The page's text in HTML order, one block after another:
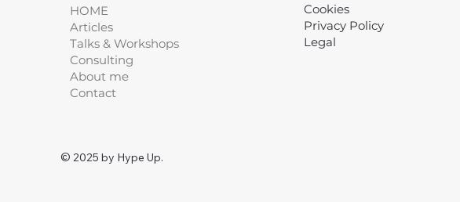
Cookies
Privacy Policy
Legal
HOME
Articles
Talks & Workshops
Consulting
About me
Contact
© 2025 by Hype Up.